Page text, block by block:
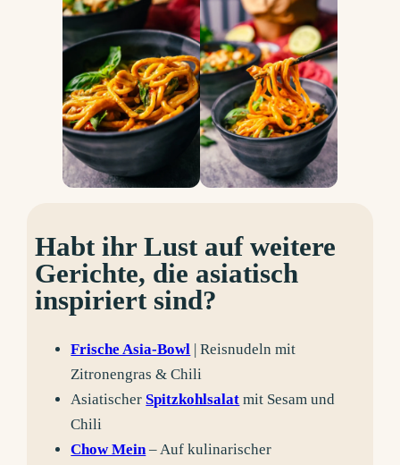
Habt ihr Lust auf weitere
Gerichte, die asiatisch
inspiriert sind?
Frische Asia-Bowl | Reisnudeln mit
Zitronengras & Chili
Asiatischer Spitzkohlsalat mit Sesam und
Chili
Chow Mein– Auf kulinarischer